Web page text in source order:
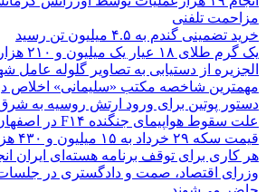
مزاحمت تلفنی
خرید تضمینی گندم به ۴.۵ میلیون تن رسید
یک گرم طلای ۱۸ عیار یک میلیون و ۲۱۰ هزار تومان معامله شد
الجزیره از دستیابی به تصاویر گلوله عامل
مهمترین شاخصه مکتب «سلیمانی» اخلاص
دستور پوتین برای ورود ارتش روسیه به شرق
علت سقوط هواپیمای جنگنده F۱۴ در اصفهان مشخص شد
قیمت سکه ۲۹ خرداد به ۱۵ میلیون و ۴۳۰ هزار تومان رسید
هر کاری برای توقف برنامه هسته‌ای ایران